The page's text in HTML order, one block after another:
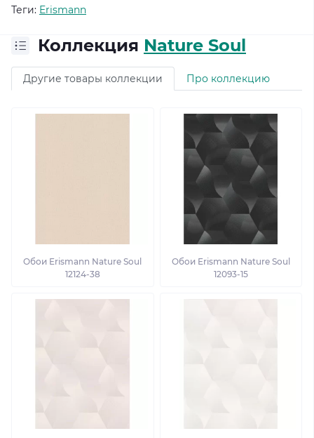
Теги: Erismann
Коллекция Nature Soul
Другие товары коллекции Про коллекцию
Обои Erismann Nature Soul
12124-38
Обои Erismann Nature Soul
12093-15